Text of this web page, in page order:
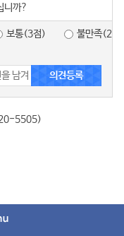
니까?
보통(3점)
5505)